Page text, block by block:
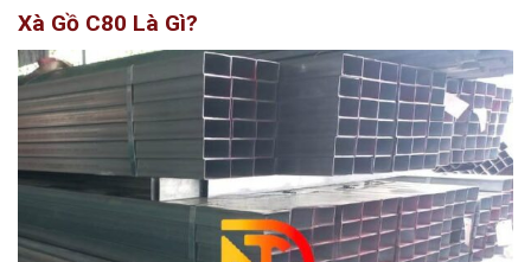
Xà Gồ C80 Là Gì?